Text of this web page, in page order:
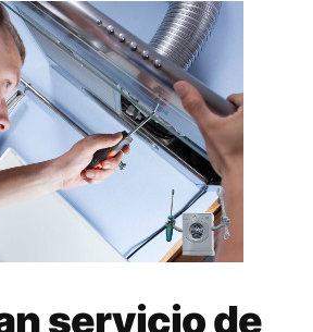
servicio de